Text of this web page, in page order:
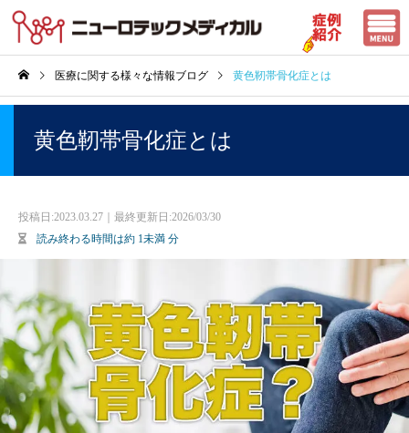
医療に関する様々な情報ブログ 黄色靭帯骨化症とは
黄色靭帯骨化症とは
投稿日:2023.03.27｜最終更新日:2026/03/30
読み終わる時間は約 1未満 分